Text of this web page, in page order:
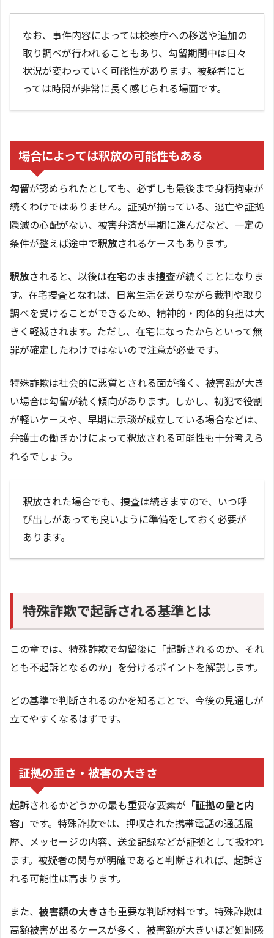
なお、事件内容によっては検察庁への移送や追加の
取り調べが行われることもあり、勾留期間中は日々
状況が変わっていく可能性があります。被疑者にと
っては時間が非常に長く感じられる場面です。
場合によっては釈放の可能性もある
勾留が認められたとしても、必ずしも最後まで身柄拘束が
続くわけではありません。証拠が揃っている、逃亡や証拠
隠滅の心配がない、被害弁済が早期に進んだなど、一定の
条件が整えば途中で釈放されるケースもあります。
釈放されると、以後は在宅のまま捜査が続くことになりま
す。在宅捜査となれば、日常生活を送りながら裁判や取り
調べを受けることができるため、精神的・肉体的負担は大
きく軽減されます。ただし、在宅になったからといって無
罪が確定したわけではないので注意が必要です。
特殊詐欺は社会的に悪質とされる面が強く、被害額が大き
い場合は勾留が続く傾向があります。しかし、初犯で役割
が軽いケースや、早期に示談が成立している場合などは、
弁護士の働きかけによって釈放される可能性も十分考えら
れるでしょう。
釈放された場合でも、捜査は続きますので、いつ呼
び出しがあっても良いように準備をしておく必要が
あります。
特殊詐欺で起訴される基準とは
この章では、特殊詐欺で勾留後に「起訴されるのか、それ
とも不起訴となるのか」を分けるポイントを解説します。
どの基準で判断されるのかを知ることで、今後の見通しが
立てやすくなるはずです。
証拠の重さ・被害の大きさ
起訴されるかどうかの最も重要な要素が 「証拠の量と内
容」 です。特殊詐欺では、押収された携帯電話の通話履
歴、メッセージの内容、送金記録などが証拠として扱われ
ます。被疑者の関与が明確であると判断されれば、起訴さ
れる可能性は高まります。
また、 被害額の大きさも重要な判断材料です。特殊詐欺は
高額被害が出るケースが多く、被害額が大きいほど処罰感